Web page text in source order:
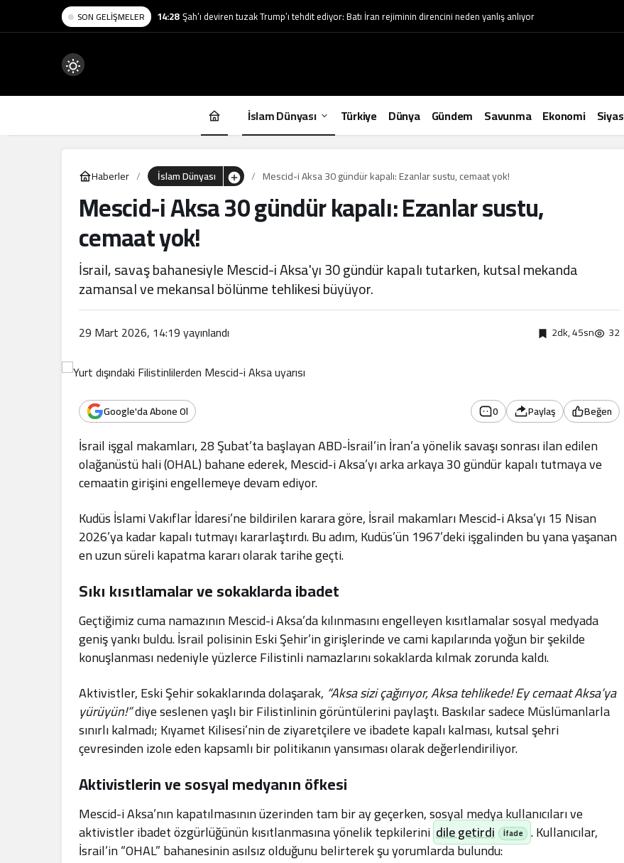
SON GELIŞMELER 14:28 Şah’ı deviren tuzak Trump’ı tehdit ediyor: Batı İran rejiminin direncini neden yanlış anlıyor
Mod
değiştir
İslam Dünyası Türkiye Dünya Gündem Savunma Ekonomi
Haberler İslam Dünyası Mescid-i Aksa 30 gündür kapalı: Ezanlar sustu, cemaat yok!
Mescid-i Aksa 30 gündür kapalı: Ezanlar sustu,
cemaat yok!
İsrail, savaş bahanesiyle Mescid-i Aksa'yı 30 gündür kapalı tutarken, kutsal mekanda
zamansal ve mekansal bölünme tehlikesi büyüyor.
29 Mart 2026, 14:19yayınlandı 2dk, 45sn 32
Google'da Abone Ol 0 Paylaş Beğen
İsrail işgal makamları, 28 Şubat’ta başlayan ABD-İsrail’in İran’a yönelik savaşı sonrası ilan edilen
olağanüstü hali (OHAL) bahane ederek, Mescid-i Aksa’yı arka arkaya 30 gündür kapalı tutmaya ve
cemaatin girişini engellemeye devam ediyor.
Kudüs İslami Vakıflar İdaresi’ne bildirilen karara göre, İsrail makamları Mescid-i Aksa’yı 15 Nisan
2026’ya kadar kapalı tutmayı kararlaştırdı. Bu adım, Kudüs’ün 1967’deki işgalinden bu yana yaşanan
en uzun süreli kapatma kararı olarak tarihe geçti.
Sıkı kısıtlamalar ve sokaklarda ibadet
Geçtiğimiz cuma namazının Mescid-i Aksa’da kılınmasını engelleyen kısıtlamalar sosyal medyada
geniş yankı buldu. İsrail polisinin Eski Şehir’in girişlerinde ve cami kapılarında yoğun bir şekilde
konuşlanması nedeniyle yüzlerce Filistinli namazlarını sokaklarda kılmak zorunda kaldı.
Aktivistler, Eski Şehir sokaklarında dolaşarak, “Aksa sizi çağırıyor, Aksa tehlikede! Ey cemaat Aksa’ya
yürüyün!”diye seslenen yaşlı bir Filistinlinin görüntülerini paylaştı. Baskılar sadece Müslümanlarla
sınırlı kalmadı; Kıyamet Kilisesi’nin de ziyaretçilere ve ibadete kapalı kalması, kutsal şehri
çevresinden izole eden kapsamlı bir politikanın yansıması olarak değerlendiriliyor.
Aktivistlerin ve sosyal medyanın öfkesi
Mescid-i Aksa’nın kapatılmasının üzerinden tam bir ay geçerken, sosyal medya kullanıcıları ve
aktivistler ibadet özgürlüğünün kısıtlanmasına yönelik tepkilerini dile getirdi . Kullanıcılar,
İsrail’in “OHAL” bahanesinin asılsız olduğunu belirterek şu yorumlarda bulundu: